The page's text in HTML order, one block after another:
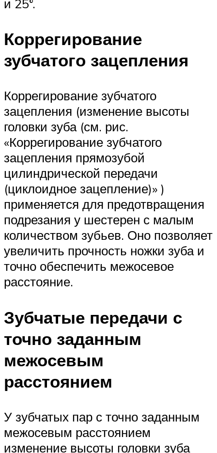
и 25°.
Коррегирование
зубчатого зацепления
Коррегирование зубчатого
зацепления (из­менение высоты
головки зуба (см. рис.
«Коррегирование зубчатого
зацепления прямозубой
цилиндрической передачи
(циклоидное зацепление)» )
применяется для предотвращения
подреза­ния у шестерен с малым
количеством зубьев. Оно позволяет
увеличить прочность ножки зуба и
точно обеспечить межосевое
расстояние.
Зубчатые передачи с
точно заданным
межосевым
расстоянием
У зубчатых пар с точно заданным
межосевым расстоянием
изменение высоты головки зуба